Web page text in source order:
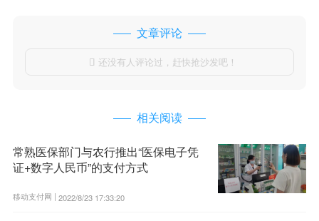
文章评论
 还没有人评论过，赶快抢沙发吧！
相关阅读
常熟医保部门与农行推出“医保电子凭
证+数字人民币”的支付方式
移动支付网 | 2022/8/23 17:33:20